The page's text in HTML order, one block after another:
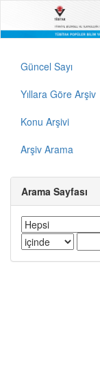
Güncel Sayı
Yıllara Göre Arşiv
Konu Arşivi
Arşiv Arama
Arama Sayfası